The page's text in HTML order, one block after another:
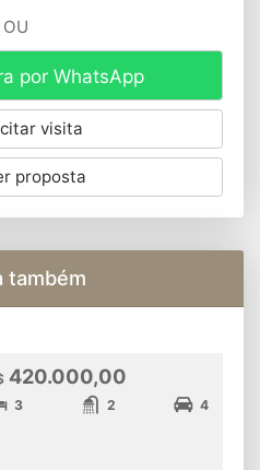
OU
por WhatsApp
visita
proposta
também
420.000,00
3 2 4